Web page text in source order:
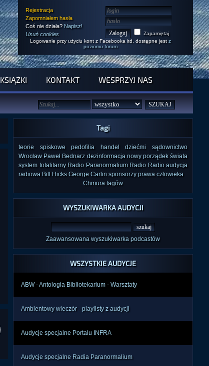
Rejestracja
Zapomniałem hasła
Coś nie działa? Napisz!
Usuń cookies
Zapamiętaj
Logowanie przy użyciu kont z Facebooka itd. dostępne jest z
poziomu forum
KSIĄŻKI KONTAKT WESPRZYJ NAS
Tagi
teorie spiskowe pedofilia handel dziećmi
sądownictwo
Wrocław Paweł Bednarz dezinformacja nowy porządek świata
system totalitarny Radio Paranormalium Radio Radio audycja
radiowa Bill Hicks George Carlin sponsorzy prawa człowieka
Chmura tagów
WYSZUKIWARKA AUDYCJI
Zaawansowana wyszukiwarka podcastów
WSZYSTKIE AUDYCJE
ABW - Antologia Bibliotekarium - Warsztaty
Ambientowy wieczór - playlisty z audycji
Audycje specjalne Portalu INFRA
Audycje specjalne Radia Paranormalium